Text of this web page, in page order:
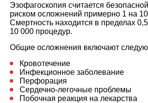
Эзофагоскопия считается
риском осложнений примерно 1 на
Смертность находится в пределах
10 000 процедур.
Общие осложнения включают
Кровотечение
Инфекционное заболевание
Перфорация
Сердечно-легочные проблемы
Побочная реакция на лекарства